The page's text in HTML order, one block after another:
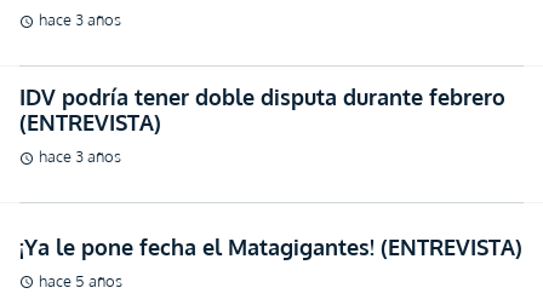
schedule hace 3 años
IDV podría tener doble disputa durante febrero
(ENTREVISTA)
schedule hace 3 años
¡Ya le pone fecha el Matagigantes! (ENTREVISTA)
schedule hace 5 años